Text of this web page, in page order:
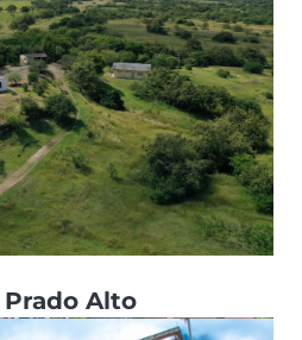
Prado Alto